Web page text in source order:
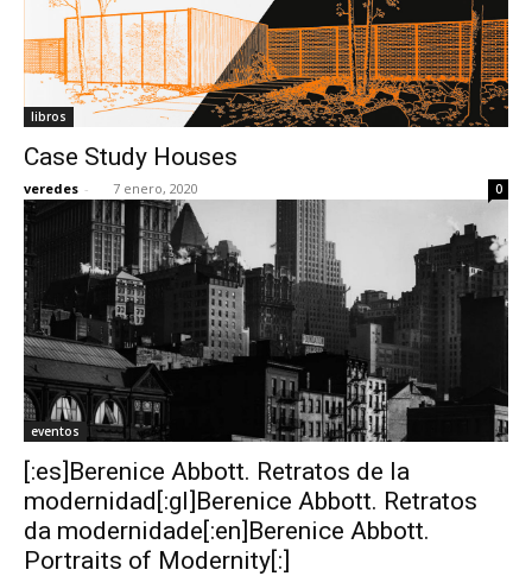
libros
Case Study Houses
veredes - 7 enero, 2020 0
eventos
[:es]Berenice Abbott. Retratos de la
modernidad[:gl]Berenice Abbott. Retratos
da modernidade[:en]Berenice Abbott.
Portraits of Modernity[:]